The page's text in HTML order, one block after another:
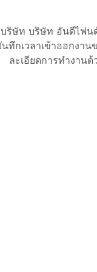
บริษัท บริษัท อันดีไฟน
ทึกเวลาเข้าออกงา
ละเอียดการทำงาน